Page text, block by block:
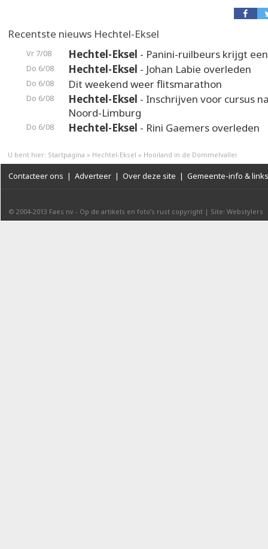
Recentste nieuws Hechtel-Eksel
Vr 7/08 Hechtel-Eksel - Panini-ruilbeurs krijgt
Do 6/08 Hechtel-Eksel - Johan Labie overleden
Do 6/08 Dit weekend weer flitsmarathon
Do 6/08 Hechtel-Eksel - Inschrijven voor cursus
Noord-Limburg
Do 6/08 Hechtel-Eksel - Rini Gaemers overleden
U bent hier: Startpagina » Hechtel-Eksel » Hooiland in de Dommelvallei
Contacteer ons | Adverteer | Over deze site | Gemeente-info & links
© 2004-2013 Faes nv - Op de artikels en foto’s rust copyright | Site: Webstylers